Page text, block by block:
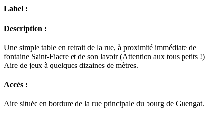
Label :
Description :
Une simple table en retrait de la rue, à proximité immédiate de
fontaine Saint-Fiacre et de son lavoir (Attention aux tous petits !)
Aire de jeux à quelques dizaines de mètres.
Accès :
Aire située en bordure de la rue principale du bourg de Guengat.